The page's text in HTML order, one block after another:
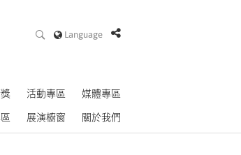
Language
活動專區
媒體專區
展演櫥窗 關於我們